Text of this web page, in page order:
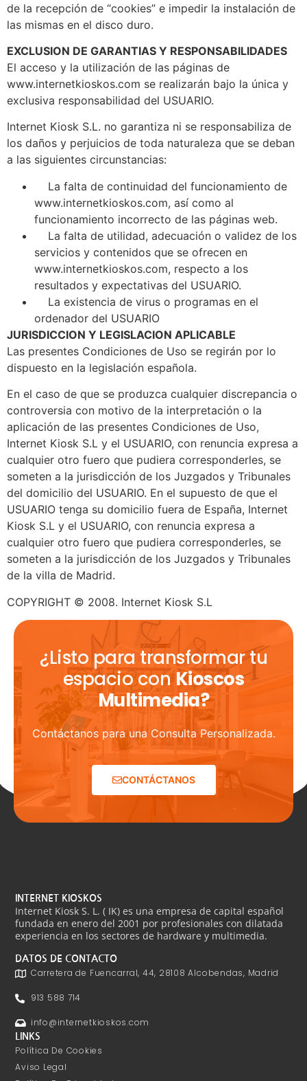
de la recepción de “cookies” e impedir la instalación de
las mismas en el disco duro.
EXCLUSION DE GARANTIAS Y RESPONSABILIDADES
El acceso y la utilización de las páginas de
www.internetkioskos.com se realizarán bajo la única y
exclusiva responsabilidad del USUARIO.
Internet Kiosk S.L. no garantiza ni se responsabiliza de
los daños y perjuicios de toda naturaleza que se deban
a las siguientes circunstancias:
La falta de continuidad del funcionamiento de
www.internetkioskos.com, así como al
funcionamiento incorrecto de las páginas web.
La falta de utilidad, adecuación o validez de los
servicios y contenidos que se ofrecen en
www.internetkioskos.com, respecto a los
resultados y expectativas del USUARIO.
La existencia de virus o programas en el
ordenador del USUARIO
JURISDICCION Y LEGISLACION APLICABLE
Las presentes Condiciones de Uso se regirán por lo
dispuesto en la legislación española.
En el caso de que se produzca cualquier discrepancia o
controversia con motivo de la interpretación o la
aplicación de las presentes Condiciones de Uso,
Internet Kiosk S.L y el USUARIO, con renuncia expresa a
cualquier otro fuero que pudiera corresponderles, se
someten a la jurisdicción de los Juzgados y Tribunales
del domicilio del USUARIO. En el supuesto de que el
USUARIO tenga su domicilio fuera de España, Internet
Kiosk S.L y el USUARIO, con renuncia expresa a
cualquier otro fuero que pudiera corresponderles, se
someten a la jurisdicción de los Juzgados y Tribunales
de la villa de Madrid.
COPYRIGHT © 2008. Internet Kiosk S.L
¿Listo para transformar tu
espacio conKioscos
Multimedia?
Contáctanos para una Consulta Personalizada.
CONTÁCTANOS
INTERNET KIOSKOS
Internet Kiosk S. L. ( IK) es una empresa de capital español
fundada en enero del 2001 por profesionales con dilatada
experiencia en los sectores de hardware y multimedia.
DATOS DE CONTACTO
Carretera de Fuencarral, 44, 28108 Alcobendas, Madrid
913 588 714
info@internetkioskos.com
LINKS
Política De Cookies
Aviso Legal